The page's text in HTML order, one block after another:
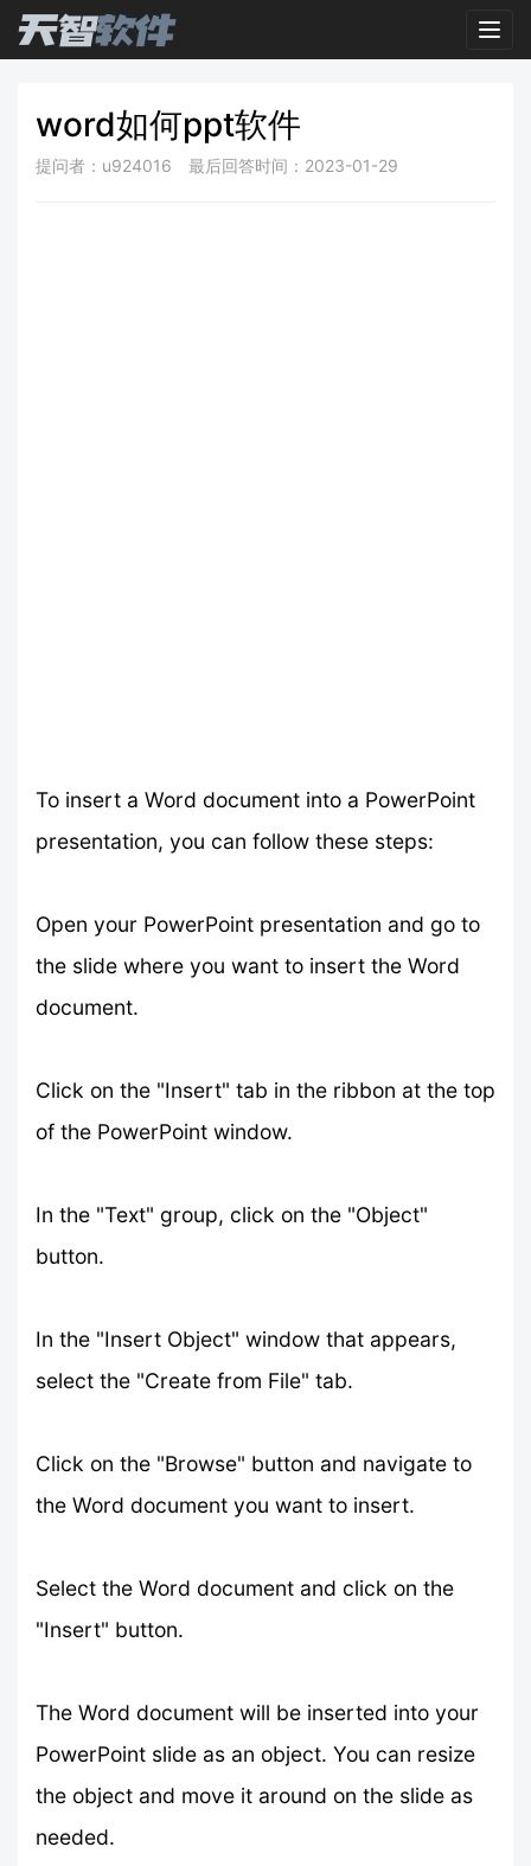
word如何ppt软件
提问者：u924016 最后回答时间：2023-01-29
To insert a Word document into a PowerPoint
presentation, you can follow these steps:
Open your PowerPoint presentation and go to
the slide where you want to insert the Word
document.
Click on the "Insert" tab in the ribbon at the top
of the PowerPoint window.
In the "Text" group, click on the "Object"
button.
In the "Insert Object" window that appears,
select the "Create from File" tab.
Click on the "Browse" button and navigate to
the Word document you want to insert.
Select the Word document and click on the
"Insert" button.
The Word document will be inserted into your
PowerPoint slide as an object. You can resize
the object and move it around on the slide as
needed.